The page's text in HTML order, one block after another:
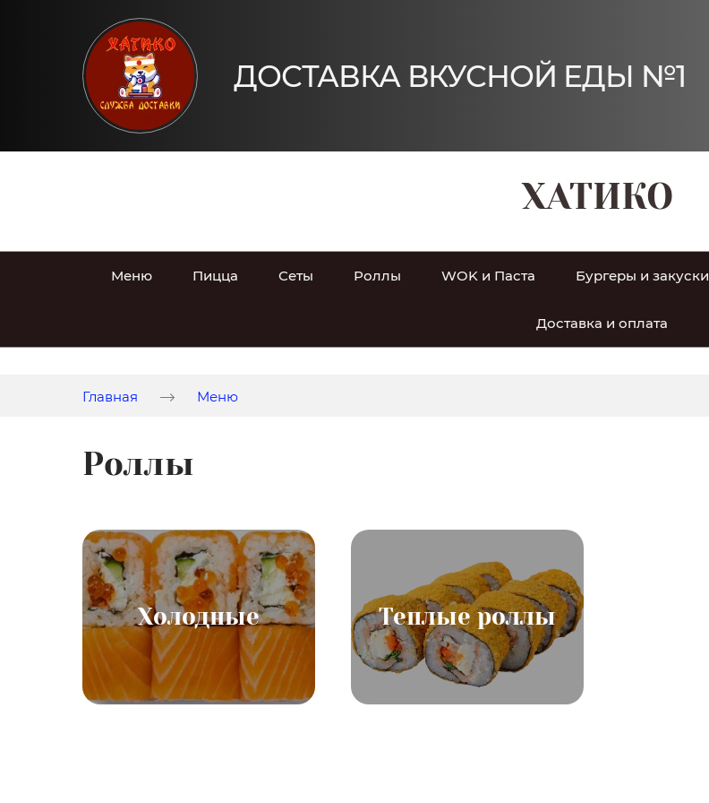
ДОСТАВКА ВКУСНОЙ ЕДЫ №1
ХАТИКО
Меню Пицца Сеты Роллы WOK и Паста Бургеры и закуски
Доставка и оплата
Главная Меню
Роллы
Холодные Теплые роллы